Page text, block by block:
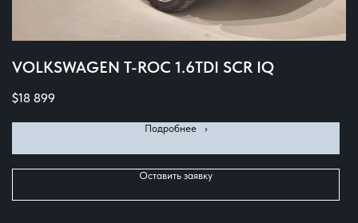
VOLKSWAGEN T-ROC 1.6TDI SCR IQ
$18 899
Подробнее⠀›
Оставить заявку